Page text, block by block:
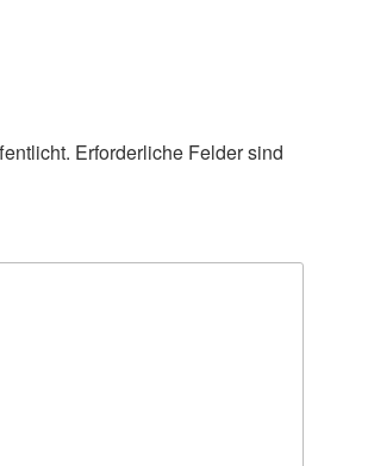
Erforderliche Felder sind